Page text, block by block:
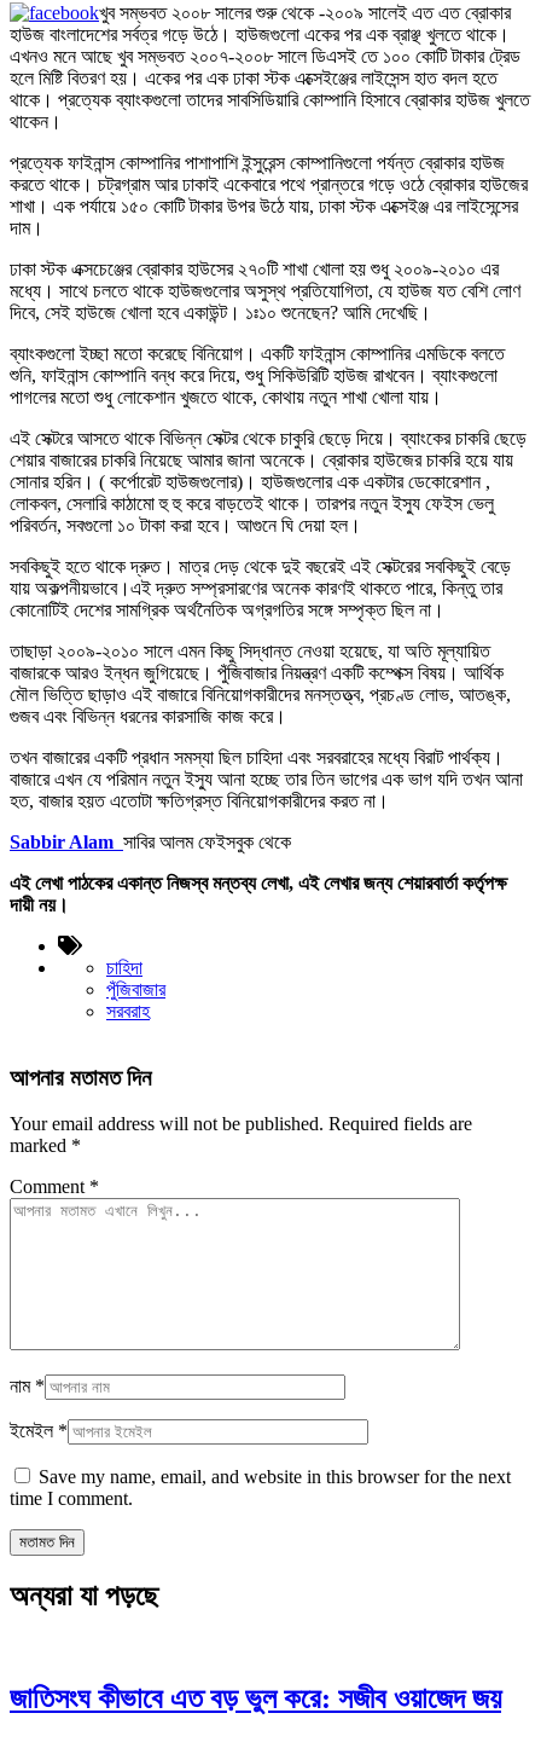
খুব সম্ভবত ২০০৮ সালের শুরু থেকে -২০০৯ সালেই এত এত ব্রোকার
হাউজ বাংলাদেশের সর্বত্র গড়ে উঠে। হাউজগুলো একের পর এক ব্রাঞ্ছ খুলতে থাকে।
এখনও মনে আছে খুব সম্ভবত ২০০৭-২০০৮ সালে ডিএসই তে ১০০ কোটি টাকার ট্রেড
হলে মিষ্টি বিতরণ হয়। একের পর এক ঢাকা স্টক এক্সেইঞ্জের লাইসেন্স হাত বদল হতে
থাকে। প্রত্যেক ব্যাংকগুলো তাদের সাবসিডিয়ারি কোম্পানি হিসাবে ব্রোকার হাউজ খুলতে
থাকেন।
প্রত্যেক ফাইনান্স কোম্পানির পাশাপাশি ইন্সুরেন্স কোম্পানিগুলো পর্যন্ত ব্রোকার হাউজ
করতে থাকে। চট্রগ্রাম আর ঢাকাই একেবারে পথে প্রান্তরে গড়ে ওঠে ব্রোকার হাউজের
শাখা। এক পর্যায়ে ১৫০ কোটি টাকার উপর উঠে যায়, ঢাকা স্টক এক্সেইঞ্জ এর লাইসেন্সের
দাম।
ঢাকা স্টক এক্সচেঞ্জের ব্রোকার হাউসের ২৭০টি শাখা খোলা হয় শুধু ২০০৯-২০১০ এর
মধ্যে। সাথে চলতে থাকে হাউজগুলোর অসুস্থ প্রতিযোগিতা, যে হাউজ যত বেশি লোণ
দিবে, সেই হাউজে খোলা হবে একাউন্ট। ১ঃ১০ শুনেছেন? আমি দেখেছি।
ব্যাংকগুলো ইচ্ছা মতো করেছে বিনিয়োগ। একটি ফাইনান্স কোম্পানির এমডিকে বলতে
শুনি, ফাইনান্স কোম্পানি বন্ধ করে দিয়ে, শুধু সিকিউরিটি হাউজ রাখবেন। ব্যাংকগুলো
পাগলের মতো শুধু লোকেশান খুজতে থাকে, কোথায় নতুন শাখা খোলা যায়।
এই সেক্টরে আসতে থাকে বিভিন্ন সেক্টর থেকে চাকুরি ছেড়ে দিয়ে। ব্যাংকের চাকরি ছেড়ে
শেয়ার বাজারের চাকরি নিয়েছে আমার জানা অনেকে। ব্রোকার হাউজের চাকরি হয়ে যায়
সোনার হরিন। ( কর্পোরেট হাউজগুলোর)। হাউজগুলোর এক একটার ডেকোরেশান ,
লোকবল, সেলারি কাঠামো হু হু করে বাড়তেই থাকে। তারপর নতুন ইস্যু ফেইস ভেলু
পরিবর্তন, সবগুলো ১০ টাকা করা হবে। আগুনে ঘি দেয়া হল।
সবকিছুই হতে থাকে দ্রুত। মাত্র দেড় থেকে দুই বছরেই এই সেক্টরের সবকিছুই বেড়ে
যায় অকল্পনীয়ভাবে।এই দ্রুত সম্প্রসারণের অনেক কারণই থাকতে পারে, কিন্তু তার
কোনোটিই দেশের সামগ্রিক অর্থনৈতিক অগ্রগতির সঙ্গে সম্পৃক্ত ছিল না।
তাছাড়া ২০০৯-২০১০ সালে এমন কিছু সিদ্ধান্ত নেওয়া হয়েছে, যা অতি মূল্যায়িত
বাজারকে আরও ইন্ধন জুগিয়েছে। পুঁজিবাজার নিয়ন্ত্রণ একটি কম্পেক্স বিষয়। আর্থিক
মৌল ভিত্তি ছাড়াও এই বাজারে বিনিয়োগকারীদের মনস্তত্ত্ব, প্রচণ্ড লোভ, আতঙ্ক,
গুজব এবং বিভিন্ন ধরনের কারসাজি কাজ করে।
তখন বাজারের একটি প্রধান সমস্যা ছিল চাহিদা এবং সরবরাহের মধ্যে বিরাট পার্থক্য।
বাজারে এখন যে পরিমান নতুন ইস্যু আনা হচ্ছে তার তিন ভাগের এক ভাগ যদি তখন আনা
হত, বাজার হয়ত এতোটা ক্ষতিগ্রস্ত বিনিয়োগকারীদের করত না।
Sabbir Alam সাবির আলম ফেইসবুক থেকে
এই লেখা পাঠকের একান্ত নিজস্ব মন্তব্য লেখা, এই লেখার জন্য শেয়ারবার্তা কর্তৃপক্ষ
দায়ী নয়।
চাহিদা
পুঁজিবাজার
সরবরাহ
আপনার মতামত দিন
Your email address will not be published. Required fields are
marked *
Comment *
নাম *
ইমেইল *
Save my name, email, and website in this browser for the next
time I comment.
অন্যরা যা পড়ছে
জাতিসংঘ কীভাবে এত বড় ভুল করে: সজীব ওয়াজেদ জয়